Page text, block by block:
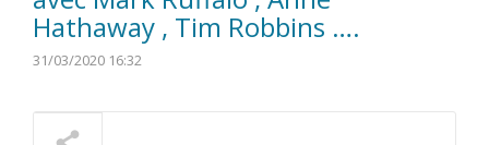
Hathaway , Tim Robbins ….
31/03/2020 16:32